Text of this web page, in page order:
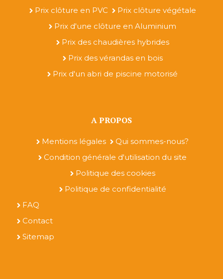
Prix clôture en PVC
Prix clôture végétale
Prix d'une clôture en Aluminium
Prix des chaudières hybrides
Prix des vérandas en bois
Prix d'un abri de piscine motorisé
A PROPOS
Mentions légales
Qui sommes-nous?
Condition générale d'utilisation du site
Politique des cookies
Politique de confidentialité
FAQ
Contact
Sitemap